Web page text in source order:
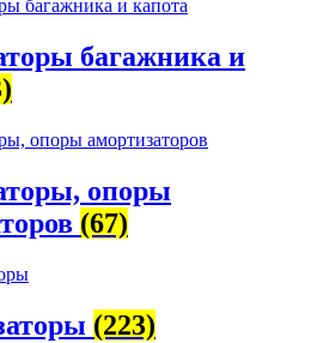
багажника и
опоры
(67)
(223)